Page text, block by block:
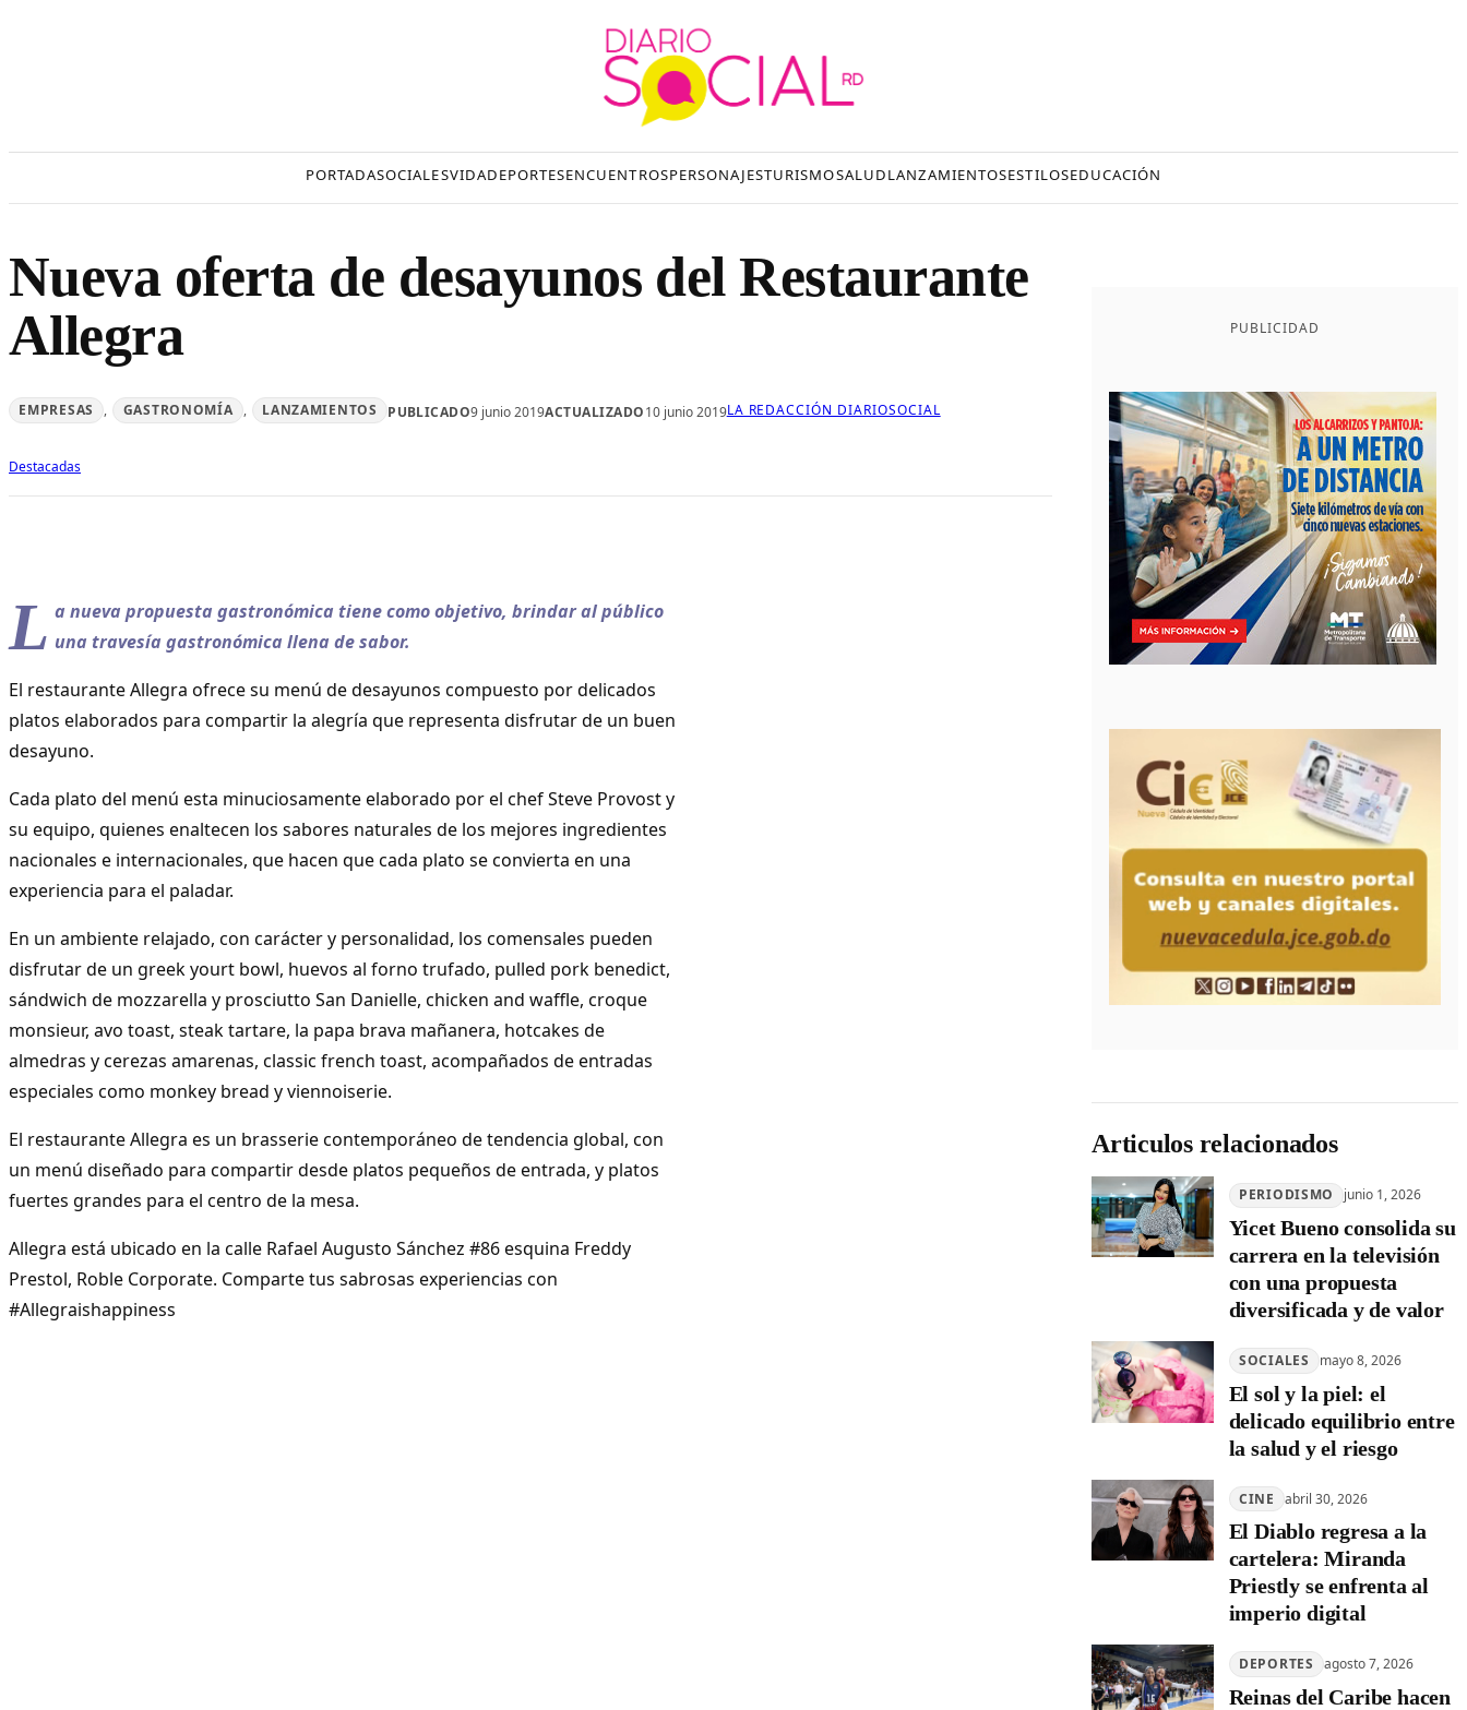
PORTADASOCIALESVIDADEPORTESENCUENTROSPERSONAJESTURISMOSALUDLANZAMIENTOSESTILOSEDUCACIÓN
Nueva oferta de desayunos del Restaurante
Allegra
EMPRESAS , GASTRONOMÍA , LANZAMIENTOS PUBLICADO9 junio 2019ACTUALIZADO10 junio 2019LA REDACCIÓN DIARIOSOCIAL
Destacadas
L a nueva propuesta gastronómica tiene como objetivo, brindar al público
una travesía gastronómica llena de sabor.
El restaurante Allegra ofrece su menú de desayunos compuesto por delicados
platos elaborados para compartir la alegría que representa disfrutar de un buen
desayuno.
Cada plato del menú esta minuciosamente elaborado por el chef Steve Provost y
su equipo, quienes enaltecen los sabores naturales de los mejores ingredientes
nacionales e internacionales, que hacen que cada plato se convierta en una
experiencia para el paladar.
En un ambiente relajado, con carácter y personalidad, los comensales pueden
disfrutar de un greek yourt bowl, huevos al forno trufado, pulled pork benedict,
sándwich de mozzarella y prosciutto San Danielle, chicken and waffle, croque
monsieur, avo toast, steak tartare, la papa brava mañanera, hotcakes de
almedras y cerezas amarenas, classic french toast, acompañados de entradas
especiales como monkey bread y viennoiserie.
El restaurante Allegra es un brasserie contemporáneo de tendencia global, con
un menú diseñado para compartir desde platos pequeños de entrada, y platos
fuertes grandes para el centro de la mesa.
Allegra está ubicado en la calle Rafael Augusto Sánchez #86 esquina Freddy
Prestol, Roble Corporate. Comparte tus sabrosas experiencias con
#Allegraishappiness
PUBLICIDAD
Articulos relacionados
PERIODISMO junio 1, 2026
Yicet Bueno consolida su
carrera en la televisión
con una propuesta
diversificada y de valor
SOCIALES mayo 8, 2026
El sol y la piel: el
delicado equilibrio entre
la salud y el riesgo
CINE abril 30, 2026
El Diablo regresa a la
cartelera: Miranda
Priestly se enfrenta al
imperio digital
DEPORTES agosto 7, 2026
Reinas del Caribe hacen